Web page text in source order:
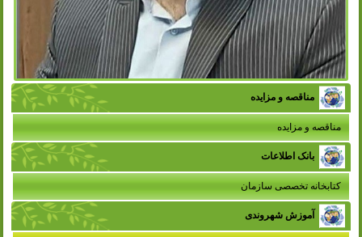
مناقصه و مزایده
مناقصه و مزایده
بانک اطلاعات
کتابخانه تخصصی سازمان
آموزش شهروندی